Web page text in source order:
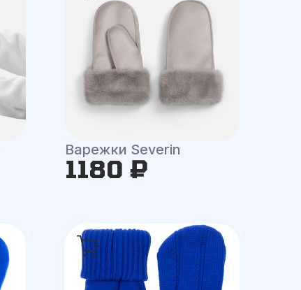
Варежки Severin
1180 ₽